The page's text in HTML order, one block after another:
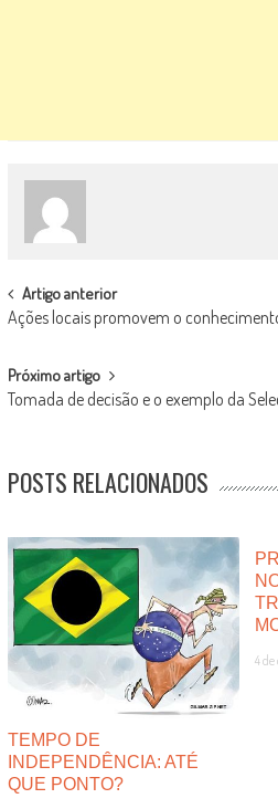
POST
NAVIGATION
Artigo anterior
Ações locais promovem o
Próximo artigo
Tomada de decisão e o exemplo da
POSTS RELACIONADOS
TEMPO DE
INDEPENDÊNCIA: ATÉ
QUE PONTO?
4